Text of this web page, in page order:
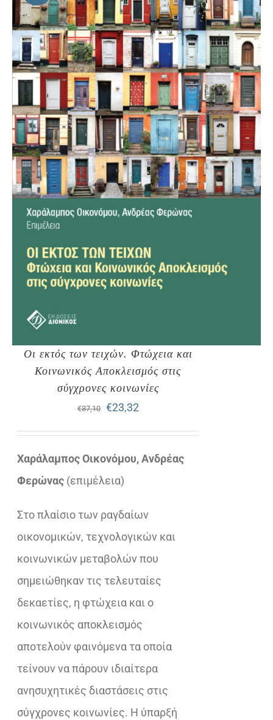
Οι εκτός των τειχών. Φτώχεια και
Κοινωνικός Αποκλεισμός στις
σύγχρονες κοινωνίες
€37,10
Original
price
was:
€23,32Η
τρέχουσα
Χαράλαμπος Οικονόμου, Ανδρέας
Φερώνας (επιμέλεια)
Στο πλαίσιο των ραγδαίων
οικονομικών, τεχνολογικών και
κοινωνικών μεταβολών που
σημειώθηκαν τις τελευταίες
δεκαετίες, η φτώχεια και ο
κοινωνικός αποκλεισμός
αποτελούν φαινόμενα τα οποία
τείνουν να πάρουν ιδιαίτερα
ανησυχητικές διαστάσεις στις
σύγχρονες κοινωνίες. Η ύπαρξή